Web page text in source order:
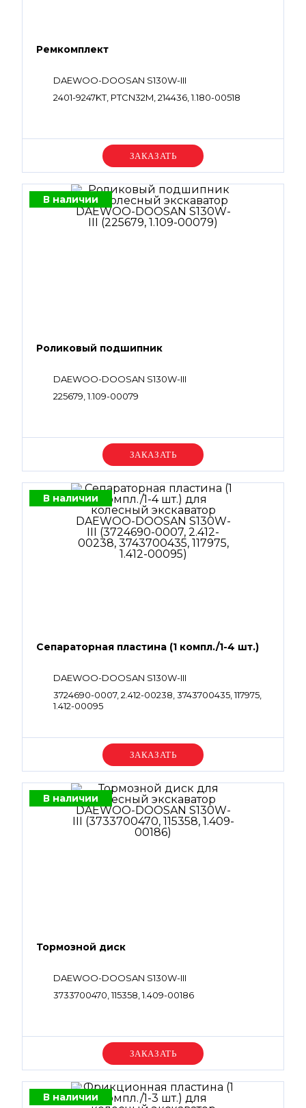
Ремкомплект
DAEWOO-DOOSAN S130W-III
2401-9247KT, PTCN32M, 214436, 1.180-00518
Уточняйте цену
В наличии
Роликовый подшипник
DAEWOO-DOOSAN S130W-III
225679, 1.109-00079
Уточняйте цену
В наличии
Сепараторная пластина (1 компл./1-4 шт.)
DAEWOO-DOOSAN S130W-III
3724690-0007, 2.412-00238, 3743700435, 117975,
1.412-00095
Уточняйте цену
В наличии
Тормозной диск
DAEWOO-DOOSAN S130W-III
3733700470, 115358, 1.409-00186
Уточняйте цену
В наличии